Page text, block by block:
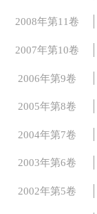
2008年第11卷
2007年第10卷
2006年第9卷
2005年第8卷
2004年第7卷
2003年第6卷
2002年第5卷